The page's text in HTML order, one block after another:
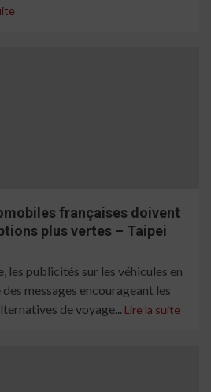
françaises doivent
plus vertes – Taipei
les publicités sur les véhicules en
messages encourageant les
de voyage... Lire la suite